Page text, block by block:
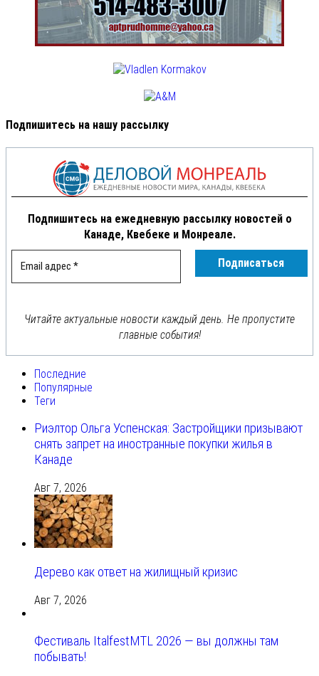
Подпишитесь на нашу рассылку
Подпишитесь на ежедневную рассылку новостей о
Канаде, Квебеке и Монреале.
Читайте актуальные новости каждый день. Не пропустите
главные события!
Последние
Популярные
Теги
Риэлтор Ольга Успенская: Застройщики призывают
снять запрет на иностранные покупки жилья в
Канаде
Авг 7, 2026
Дерево как ответ на жилищный кризис
Авг 7, 2026
Фестиваль ItalfestMTL 2026 — вы должны там
побывать!